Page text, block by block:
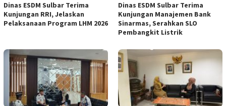
Dinas ESDM Sulbar Terima
Kunjungan RRI, Jelaskan
Pelaksanaan Program LHM 2026
Dinas ESDM Sulbar Terima
Kunjungan Manajemen Bank
Sinarmas, Serahkan SLO
Pembangkit Listrik